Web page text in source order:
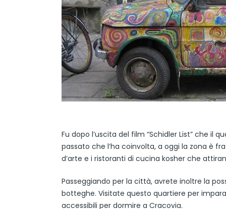
Fu dopo l’uscita del film “Schidler List” che il
passato che l’ha coinvolta, a oggi la zona è
d’arte e i ristoranti di cucina kosher che
Passeggiando per la città, avrete inoltre la
botteghe. Visitate questo quartiere per
accessibili per dormire a Cracovia.